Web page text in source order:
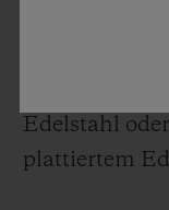
schwarzen
Edelstahl
plattiertem